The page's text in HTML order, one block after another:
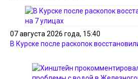
07 августа 2026 года, 15:40
В Курске после раскопок